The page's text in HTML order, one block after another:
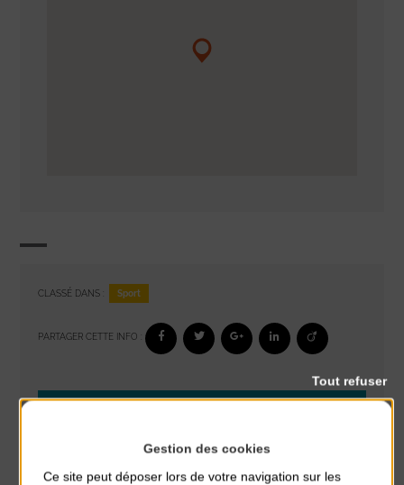
CLASSÉ DANS : Sport
PARTAGER CETTE INFO :
Glisse & Environnement
Place du Général de Gaulle
Gestion des cookies
Ce site peut déposer lors de votre navigation sur les
Tout refuser